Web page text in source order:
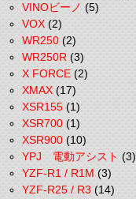
VINOビーノ(5)
VOX(2)
WR250(2)
WR250R(3)
X FORCE(2)
XMAX(17)
XSR155(1)
XSR700(1)
XSR900(10)
YPJ 電動アシスト(3)
YZF-R1 / R1M(3)
YZF-R25 / R3(14)